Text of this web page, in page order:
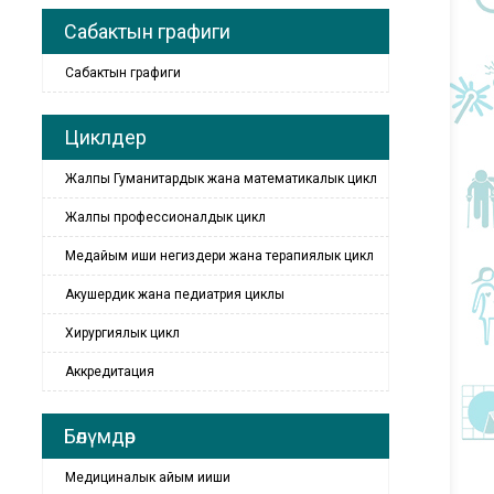
Сабактын графиги
Сабактын графиги
Циклдер
Жалпы Гуманитардык жана математикалык цикл
Жалпы профессионалдык цикл
Медайым иши негиздери жана терапиялык цикл
Акушердик жана педиатрия циклы
Хирургиялык цикл
Аккредитация
Бөлүмдөр
Медициналык айым ииши